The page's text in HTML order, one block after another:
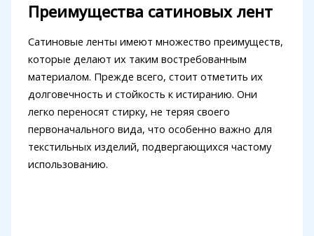
Преимущества сатиновых лент
Сатиновые ленты имеют множество преимуществ,
которые делают их таким востребованным
материалом. Прежде всего, стоит отметить их
долговечность и стойкость к истиранию. Они
легко переносят стирку, не теряя своего
первоначального вида, что особенно важно для
текстильных изделий, подвергающихся частому
использованию.